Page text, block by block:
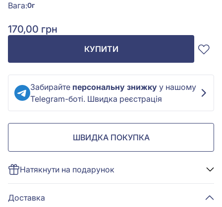
Вага:0г
170,00 грн
КУПИТИ
Забирайте персональну знижку у нашому
Telegram-боті. Швидка реєстрація
ШВИДКА ПОКУПКА
Натякнути на подарунок
Доставка